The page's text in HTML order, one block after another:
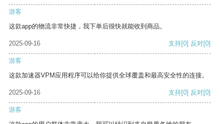
游客
这款app的物流非常快捷，我下单后很快就能收到商品。
2025-09-16 支持[0] 反对[0]
游客
这款加速器VPM应用程序可以给你提供全球覆盖和最高安全性的连接。
2025-09-16 支持[0] 反对[0]
游客